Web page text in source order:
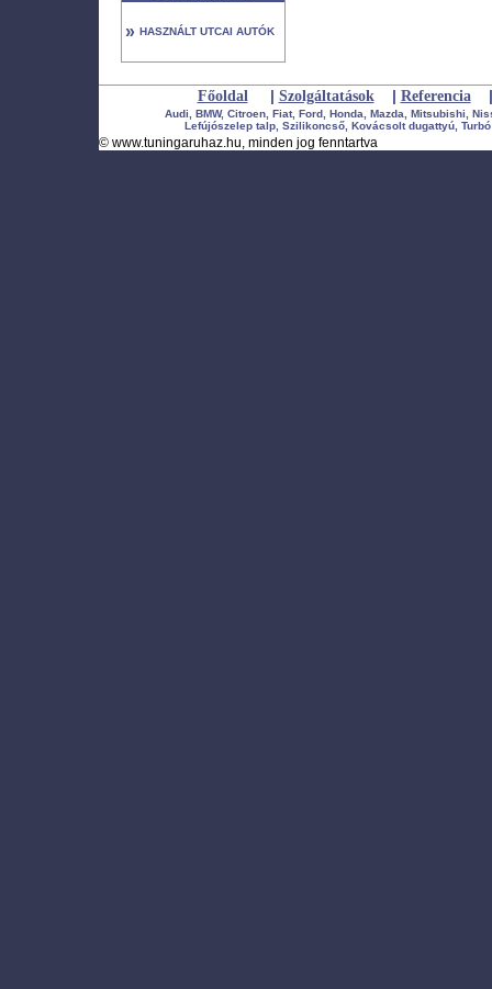
» HASZNÁLT UTCAI AUTÓK
Főoldal | Szolgáltatások | Referencia |
Audi, BMW, Citroen, Fiat, Ford, Honda, Mazda, Mitsubishi,
Lefújószelep talp, Szilikoncső, Kovácsolt dugattyú,
© www.tuningaruhaz.hu, minden jog fenntartva